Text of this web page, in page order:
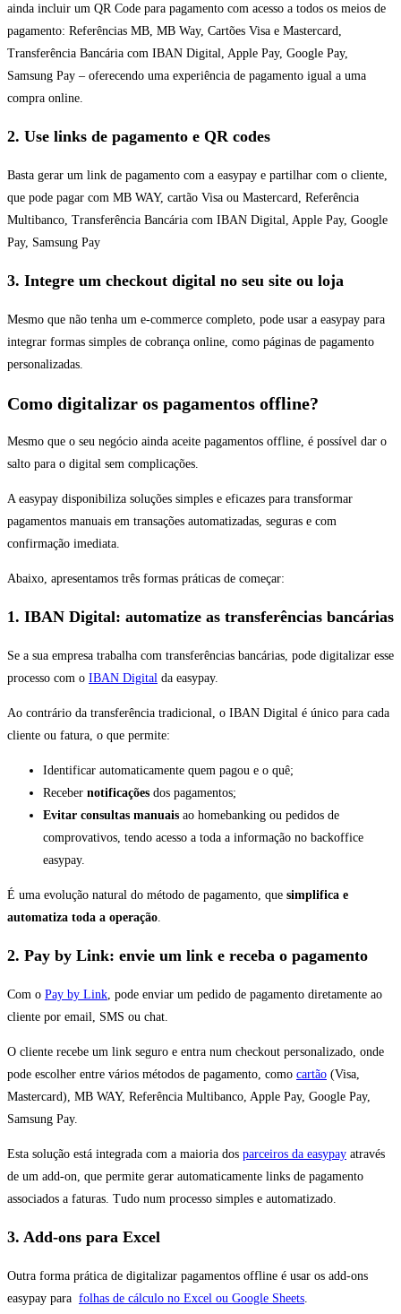
ainda incluir um QR Code para pagamento com acesso a todos os meios de
pagamento: Referências MB, MB Way, Cartões Visa e Mastercard,
Transferência Bancária com IBAN Digital, Apple Pay, Google Pay,
Samsung Pay – oferecendo uma experiência de pagamento igual a uma
compra online.
2. Use links de pagamento e QR codes
Basta gerar um link de pagamento com a easypay e partilhar com o cliente,
que pode pagar com MB WAY, cartão Visa ou Mastercard, Referência
Multibanco, Transferência Bancária com IBAN Digital, Apple Pay, Google
Pay, Samsung Pay
3. Integre um checkout digital no seu site ou loja
Mesmo que não tenha um e-commerce completo, pode usar a easypay para
integrar formas simples de cobrança online, como páginas de pagamento
personalizadas.
Como digitalizar os pagamentos offline?
Mesmo que o seu negócio ainda aceite pagamentos offline, é possível dar o
salto para o digital sem complicações.
A easypay disponibiliza soluções simples e eficazes para transformar
pagamentos manuais em transações automatizadas, seguras e com
confirmação imediata.
Abaixo, apresentamos três formas práticas de começar:
1. IBAN Digital: automatize as transferências bancárias
Se a sua empresa trabalha com transferências bancárias, pode digitalizar esse
processo com o IBAN Digital da easypay.
Ao contrário da transferência tradicional, o IBAN Digital é único para cada
cliente ou fatura, o que permite:
Identificar automaticamente quem pagou e o quê;
Receber notificações dos pagamentos;
Evitar consultas manuais ao homebanking ou pedidos de
comprovativos, tendo acesso a toda a informação no backoffice
easypay.
É uma evolução natural do método de pagamento, que simplifica e
automatiza toda a operação.
2. Pay by Link: envie um link e receba o pagamento
Com o Pay by Link, pode enviar um pedido de pagamento diretamente ao
cliente por email, SMS ou chat.
O cliente recebe um link seguro e entra num checkout personalizado, onde
pode escolher entre vários métodos de pagamento, como cartão (Visa,
Mastercard), MB WAY, Referência Multibanco, Apple Pay, Google Pay,
Samsung Pay.
Esta solução está integrada com a maioria dos parceiros da easypay através
de um add-on, que permite gerar automaticamente links de pagamento
associados a faturas. Tudo num processo simples e automatizado.
3. Add-ons para Excel
Outra forma prática de digitalizar pagamentos offline é usar os add-ons
easypay para folhas de cálculo no Excel ou Google Sheets.